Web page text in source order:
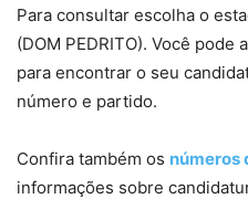
Para consultar escolha o
(DOM PEDRITO). Você
para encontrar o seu
número e partido.
Confira também os números
informações sobre